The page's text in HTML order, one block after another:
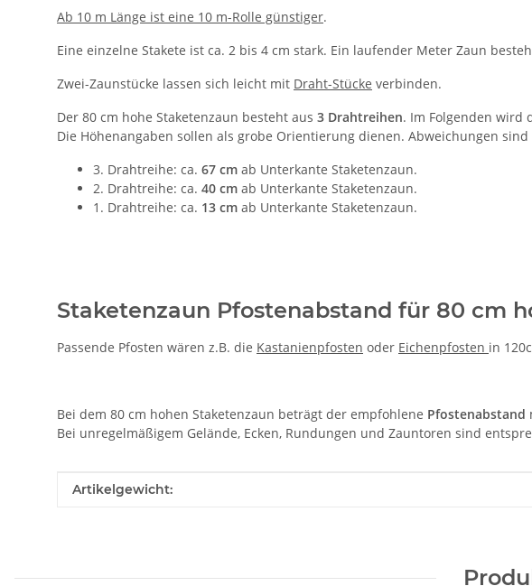
Ab 10 m Länge ist eine 10 m-Rolle günstiger.
Eine einzelne Stakete ist ca. 2 bis 4 cm stark. Ein laufender Meter Zaun
Zwei-Zaunstücke lassen sich leicht mit Draht-Stücke verbinden.
Der 80 cm hohe Staketenzaun besteht aus 3 Drahtreihen. Im Folgenden wird
Die Höhenangaben sollen als grobe Orientierung dienen. Abweichungen sind
3. Drahtreihe: ca. 67 cm ab Unterkante Staketenzaun.
2. Drahtreihe: ca. 40 cm ab Unterkante Staketenzaun.
1. Drahtreihe: ca. 13 cm ab Unterkante Staketenzaun.
Staketenzaun Pfostenabstand für 80 cm
Passende Pfosten wären z.B. die Kastanienpfosten oder Eichenpfosten in
Bei dem 80 cm hohen Staketenzaun beträgt der empfohlene Pfostenabstand
Bei unregelmäßigem Gelände, Ecken, Rundungen und Zauntoren sind
Produkteigenschaft
Wert
Artikelgewicht: